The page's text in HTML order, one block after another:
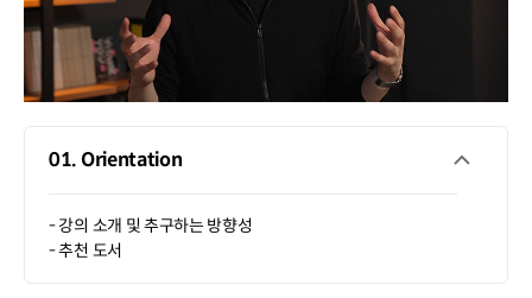
01. Orientation
- 강의 소개 및 추구하는 방향성
- 추천 도서